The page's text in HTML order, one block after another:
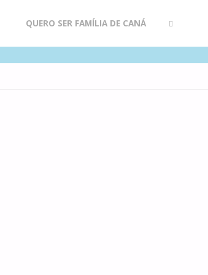
QUERO SER FAMÍLIA DE CANÁ